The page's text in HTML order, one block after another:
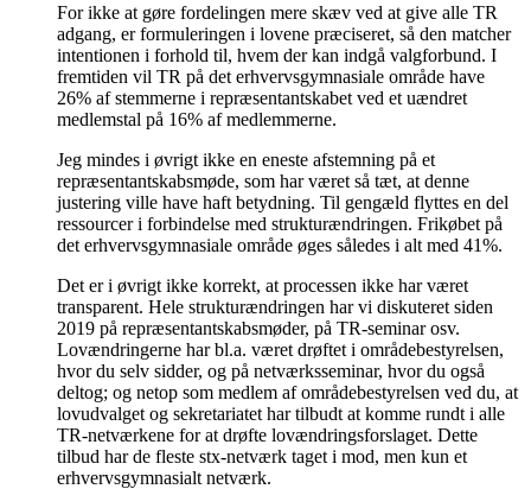
For ikke at gøre fordelingen mere skæv ved at give alle TR
adgang, er formuleringen i lovene præciseret, så den matcher
intentionen i forhold til, hvem der kan indgå valgforbund. I
fremtiden vil TR på det erhvervsgymnasiale område have
26% af stemmerne i repræsentantskabet ved et uændret
medlemstal på 16% af medlemmerne.
Jeg mindes i øvrigt ikke en eneste afstemning på et
repræsentantskabsmøde, som har været så tæt, at denne
justering ville have haft betydning. Til gengæld flyttes en del
ressourcer i forbindelse med strukturændringen. Frikøbet på
det erhvervsgymnasiale område øges således i alt med 41%.
Det er i øvrigt ikke korrekt, at processen ikke har været
transparent. Hele strukturændringen har vi diskuteret siden
2019 på repræsentantskabsmøder, på TR-seminar osv.
Lovændringerne har bl.a. været drøftet i områdebestyrelsen,
hvor du selv sidder, og på netværksseminar, hvor du også
deltog; og netop som medlem af områdebestyrelsen ved du, at
lovudvalget og sekretariatet har tilbudt at komme rundt i alle
TR-netværkene for at drøfte lovændringsforslaget. Dette
tilbud har de fleste stx-netværk taget i mod, men kun et
erhvervsgymnasialt netværk.